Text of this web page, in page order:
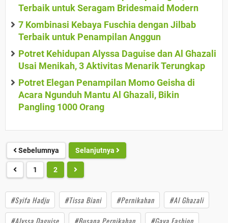
Terbaik untuk Seragam Bridesmaid Modern
7 Kombinasi Kebaya Fuschia dengan Jilbab
Terbaik untuk Penampilan Anggun
Potret Kehidupan Alyssa Daguise dan Al Ghazali
Usai Menikah, 3 Aktivitas Menarik Terungkap
Potret Elegan Penampilan Momo Geisha di
Acara Ngunduh Mantu Al Ghazali, Bikin
Pangling 1000 Orang
Sebelumnya Selanjutnya
1 2
#Syifa Hadju #Tissa Biani #Pernikahan
#Al Ghazali